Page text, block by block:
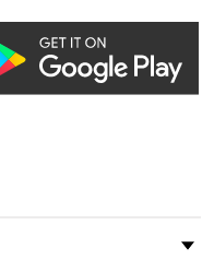
Зазим’є